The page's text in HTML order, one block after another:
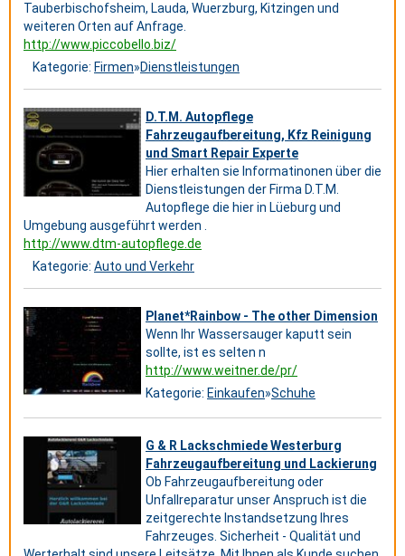
Tauberbischofsheim, Lauda, Wuerzburg, Kitzingen und
weiteren Orten auf Anfrage.
http://www.piccobello.biz/
Kategorie: Firmen»Dienstleistungen
D.T.M. Autopflege
Fahrzeugaufbereitung, Kfz Reinigung
und Smart Repair Experte
Hier erhalten sie Informatinonen über die
Dienstleistungen der Firma D.T.M.
Autopflege die hier in Lüeburg und
Umgebung ausgeführt werden .
http://www.dtm-autopflege.de
Kategorie: Auto und Verkehr
Planet*Rainbow - The other Dimension
Wenn Ihr Wassersauger kaputt sein
sollte, ist es selten n
http://www.weitner.de/pr/
Kategorie: Einkaufen»Schuhe
G & R Lackschmiede Westerburg
Fahrzeugaufbereitung und Lackierung
Ob Fahrzeugaufbereitung oder
Unfallreparatur unser Anspruch ist die
zeitgerechte Instandsetzung Ihres
Fahrzeuges. Sicherheit - Qualität und